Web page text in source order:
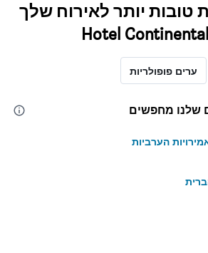
טובות יותר לאירוח שלך
ערים פופולריות
שלנו מחפשים
הערביות